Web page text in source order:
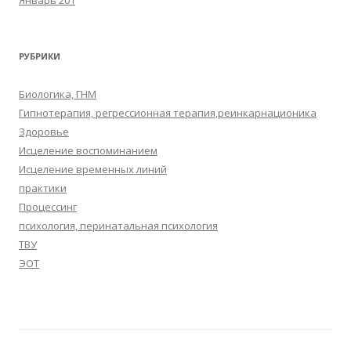
РУБРИКИ
Биологика, ГНМ
Гипнотерапия, регрессионная терапия,реинкарнационика
Здоровье
Исцеление воспоминанием
Исцеление временных линий
практики
Процессинг
психология, перинатальная психология
ТВУ
ЭОТ